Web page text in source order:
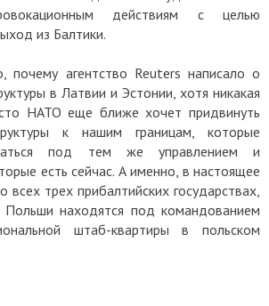
действиям с целью
из Балтики.
почему агентство Reuters написало о
в Латвии и Эстонии, хотя никакая
НАТО еще ближе хочет придвинуть
к нашим границам, которые
под тем же управлением и
есть сейчас. А именно, в настоящее
трех прибалтийских государствах,
находятся под командованием
штаб-квартиры в польском